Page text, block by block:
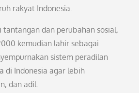
rakyat Indonesia.
dan perubahan sosial,
kemudian lahir sebagai
sistem peradilan
di Indonesia agar lebih
dan adil.